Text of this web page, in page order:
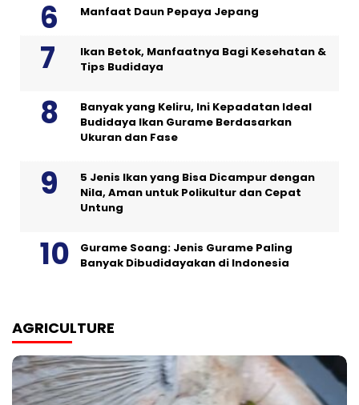
Manfaat Daun Pepaya Jepang
Ikan Betok, Manfaatnya Bagi Kesehatan &
Tips Budidaya
Banyak yang Keliru, Ini Kepadatan Ideal
Budidaya Ikan Gurame Berdasarkan
Ukuran dan Fase
5 Jenis Ikan yang Bisa Dicampur dengan
Nila, Aman untuk Polikultur dan Cepat
Untung
Gurame Soang: Jenis Gurame Paling
Banyak Dibudidayakan di Indonesia
AGRICULTURE